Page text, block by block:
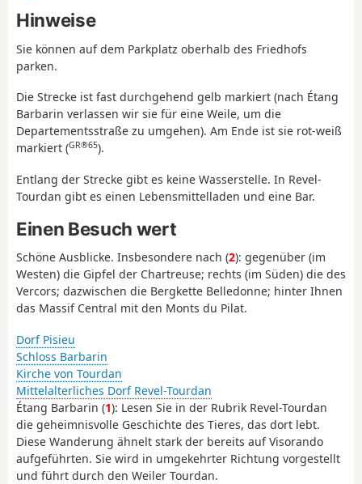
Hinweise
Sie können auf dem Parkplatz oberhalb des Friedhofs
parken.
Die Strecke ist fast durchgehend gelb markiert (nach Étang
Barbarin verlassen wir sie für eine Weile, um die
Departementsstraße zu umgehen). Am Ende ist sie rot-weiß
markiert (GR®65).
Entlang der Strecke gibt es keine Wasserstelle. In Revel-
Tourdan gibt es einen Lebensmittelladen und eine Bar.
Einen Besuch wert
Schöne Ausblicke. Insbesondere nach (2): gegenüber (im
Westen) die Gipfel der Chartreuse; rechts (im Süden) die des
Vercors; dazwischen die Bergkette Belledonne; hinter Ihnen
das Massif Central mit den Monts du Pilat.
Dorf Pisieu
Schloss Barbarin
Kirche von Tourdan
Mittelalterliches Dorf Revel-Tourdan
Étang Barbarin (1): Lesen Sie in der Rubrik Revel-Tourdan
die geheimnisvolle Geschichte des Tieres, das dort lebt.
Diese Wanderung ähnelt stark der bereits auf Visorando
aufgeführten. Sie wird in umgekehrter Richtung vorgestellt
und führt durch den Weiler Tourdan.